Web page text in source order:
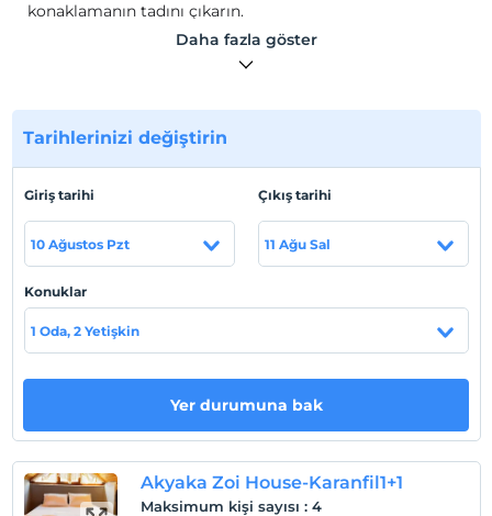
konaklamanın tadını çıkarın.
Zoi House Akyaka'nın özenle döşenmiş ve konforunuz
için tüm detayları düşünülmüş dairelerinde
1-2 adındaki evlerimiz orman manzaralı ve Azmak
Nehri'ne yürüyüş mesafesinde bulunmaktadır.
Evlerimizin tamamı Akyaka içinde merkezi
Haritada Göster
Otel koşulları
Check/in
En erken saat 15:00 ve sonrası
Daha fazla göster
Tarihlerinizi değiştirin
Giriş tarihi
10 Ağustos Pzt
Çıkış tarihi
11 Ağu Sal
Konuklar
1 Oda, 2 Yetişkin
Yer durumuna bak
Akyaka Zoi House-Karanfil1+1
Maksimum kişi sayısı : 4